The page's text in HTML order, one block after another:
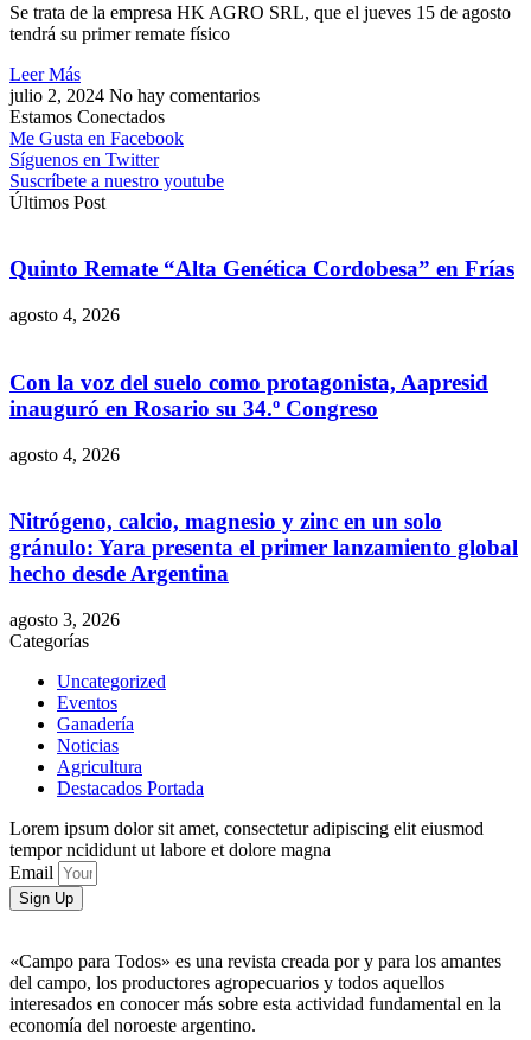
Se trata de la empresa HK AGRO SRL, que el jueves 15 de agosto
tendrá su primer remate físico
Leer Más
julio 2, 2024 No hay comentarios
Estamos Conectados
Me Gusta en Facebook
Síguenos en Twitter
Suscríbete a nuestro youtube
Últimos Post
Quinto Remate “Alta Genética Cordobesa” en Frías
agosto 4, 2026
Con la voz del suelo como protagonista, Aapresid
inauguró en Rosario su 34.º Congreso
agosto 4, 2026
Nitrógeno, calcio, magnesio y zinc en un solo
gránulo: Yara presenta el primer lanzamiento global
hecho desde Argentina
agosto 3, 2026
Categorías
Uncategorized
Eventos
Ganadería
Noticias
Agricultura
Destacados Portada
Lorem ipsum dolor sit amet, consectetur adipiscing elit eiusmod
tempor ncididunt ut labore et dolore magna
Email
Sign Up
«Campo para Todos» es una revista creada por y para los amantes
del campo, los productores agropecuarios y todos aquellos
interesados en conocer más sobre esta actividad fundamental en la
economía del noroeste argentino.